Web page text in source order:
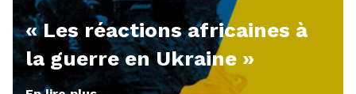
« Les réactions africaines à
la guerre en Ukraine »